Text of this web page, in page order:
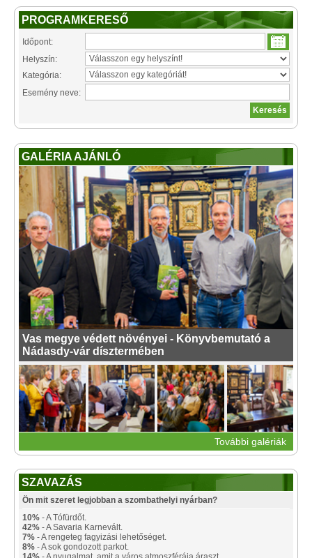
PROGRAMKERESŐ
Időpont:
Helyszín:
Kategória:
Esemény neve:
GALÉRIA AJÁNLÓ
Vas megye védett növényei - Könyvbemutató a
Nádasdy-vár dísztermében
További galériák
SZAVAZÁS
Ön mit szeret legjobban a szombathelyi nyárban?
10% - A Tófürdőt.
42% - A Savaria Karnevált.
7% - A rengeteg fagyizási lehetőséget.
8% - A sok gondozott parkot.